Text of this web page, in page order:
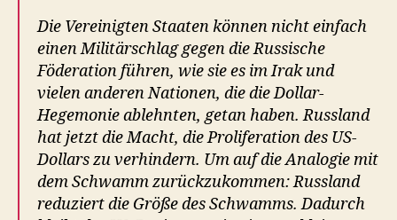
Die Vereinigten Staaten können nicht einfach
einen Militärschlag gegen die Russische
Föderation führen, wie sie es im Irak und
vielen anderen Nationen, die die Dollar-
Hegemonie ablehnten, getan haben. Russland
hat jetzt die Macht, die Proliferation des US-
Dollars zu verhindern. Um auf die Analogie mit
dem Schwamm zurückzukommen: Russland
reduziert die Größe des Schwamms. Dadurch